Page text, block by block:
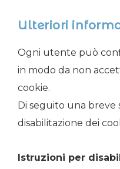
Ulteriori
Ogni utente può
in modo da non
cookie.
Di seguito una breve
disabilitazione dei
Istruzioni per